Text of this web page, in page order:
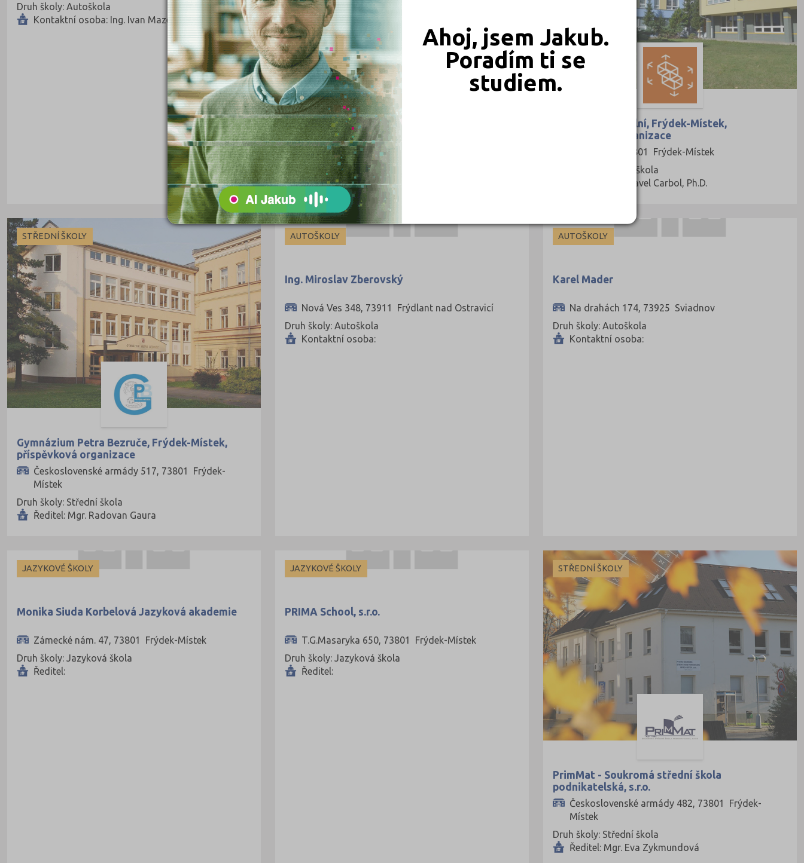
Ahoj, jsem Jakub.
Poradím ti se
studiem.
Olomouc (205)
Praha-východ (108)
Praha-západ (81)
Prachatice (44)
Prostějov (85)
Přerov (115)
Příbram (105)
Rakovník (46)
Rokycany (33)
Rychnov nad Kněžnou (81)
Strakonice (65)
Svitavy (105)
Šumperk (111)
Tábor (88)
Tachov (41)
Trutnov (106)
Ústí nad Orlicí (135)
Vsetín (132)
Druh školy: Autoškola
Kontaktní osoba: Ing. Ivan Mazel
Druh školy: Základní škola
Ředitel: Mgr. Věra Mikolášová
Gymnázium Cihelní, Frýdek-Místek,
příspěvková organizace
Cihelní 410, 73801 Frýdek-Místek
Druh školy: Střední škola
Ředitel: PhDr. Pavel Carbol, Ph.D.
STŘEDNÍ ŠKOLY
Gymnázium Petra Bezruče, Frýdek-Místek,
příspěvková organizace
Československé armády 517, 73801 Frýdek-
Místek
Druh školy: Střední škola
Ředitel: Mgr. Radovan Gaura
AUTOŠKOLY
Ing. Miroslav Zberovský
Nová Ves 348, 73911 Frýdlant nad Ostravicí
Druh školy: Autoškola
Kontaktní osoba:
AUTOŠKOLY
Karel Mader
Na drahách 174, 73925 Sviadnov
Druh školy: Autoškola
Kontaktní osoba:
JAZYKOVÉ ŠKOLY
Monika Siuda Korbelová Jazyková akademie
Zámecké nám. 47, 73801 Frýdek-Místek
Druh školy: Jazyková škola
Ředitel:
JAZYKOVÉ ŠKOLY
PRIMA School, s.r.o.
T.G.Masaryka 650, 73801 Frýdek-Místek
Druh školy: Jazyková škola
Ředitel:
STŘEDNÍ ŠKOLY
PrimMat - Soukromá střední škola
podnikatelská, s.r.o.
Československé armády 482, 73801 Frýdek-
Místek
Druh školy: Střední škola
Ředitel: Mgr. Eva Zykmundová